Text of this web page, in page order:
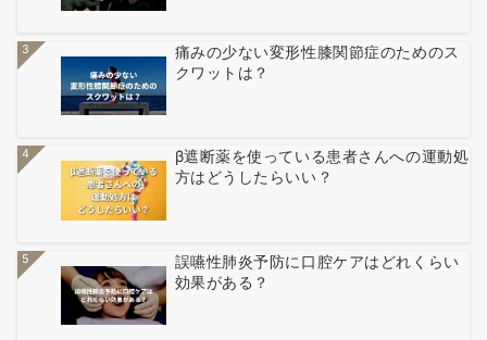
3
痛みの少ない変形性膝関節症のためのス
クワットは？
4
β遮断薬を使っている患者さんへの運動処
方はどうしたらいい？
5
誤嚥性肺炎予防に口腔ケアはどれくらい
効果がある？